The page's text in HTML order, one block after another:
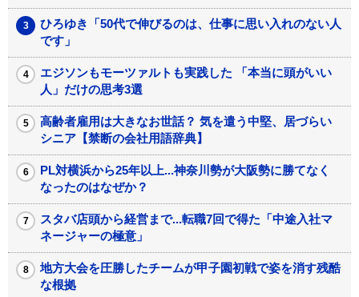
ひろゆき「50代で伸びるのは、仕事に思い入れのない人
です」
エジソンもモーツァルトも実践した 「本当に頭がいい
人」だけの思考3選
高齢者雇用は大きなお世話？ 気を遣う中堅、居づらい
シニア【禁断の会社用語辞典】
PL対横浜から25年以上...神奈川勢が大阪勢に勝てなく
なったのはなぜか？
スタバ店頭から経営まで...転職7回で得た「中途入社マ
ネージャーの極意」
地方大会を圧勝したチームが甲子園初戦で姿を消す残酷
な根拠